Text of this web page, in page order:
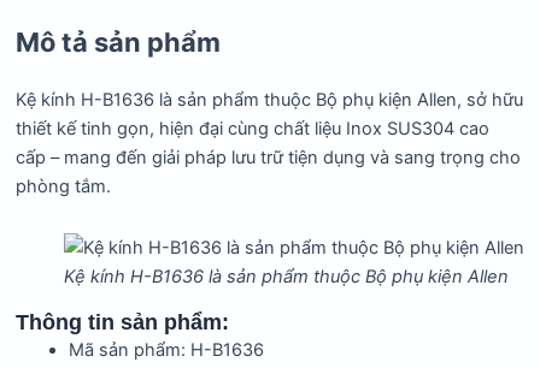
Mô tả sản phẩm
Kệ kính H-B1636 là sản phẩm thuộc Bộ phụ kiện Allen, sở hữu
thiết kế tinh gọn, hiện đại cùng chất liệu Inox SUS304 cao
cấp – mang đến giải pháp lưu trữ tiện dụng và sang trọng cho
phòng tắm.
Kệ kính H-B1636 là sản phẩm thuộc Bộ phụ kiện Allen
Thông tin sản phẩm:
Mã sản phẩm: H-B1636